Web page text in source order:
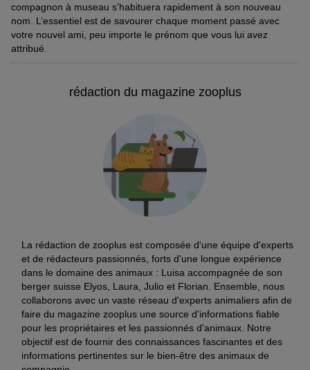
poulet séchés pour
blancs de poulet en
5,99 €
23,96 € / kg
compagnon à museau s’habituera rapidement à son nouveau
nom. L’essentiel est de savourer chaque moment passé avec
votre nouvel ami, peu importe le prénom que vous lui avez
attribué.
rédaction du magazine zooplus
La rédaction de zooplus est composée d'une équipe d'experts
et de rédacteurs passionnés, forts d'une longue expérience
dans le domaine des animaux : Luisa accompagnée de son
berger suisse Elyos, Laura, Julio et Florian. Ensemble, nous
collaborons avec un vaste réseau d'experts animaliers afin de
faire du magazine zooplus une source d'informations fiable
pour les propriétaires et les passionnés d'animaux. Notre
objectif est de fournir des connaissances fascinantes et des
informations pertinentes sur le bien-être des animaux de